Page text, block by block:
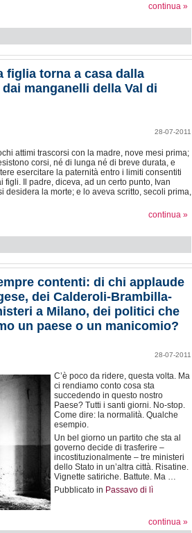
continua »
figlia torna a casa dalla
manganelli della Val di
28-07-2011
attimi trascorsi con la madre, nove mesi prima;
corsi, né di lunga né di breve durata, e
esercitare la paternità entro i limiti consentiti
Il padre, diceva, ad un certo punto, Ivan
desidera la morte; e lo aveva scritto, secoli prima,
continua »
contenti: di chi applaude
dei Calderoli-Brambilla-
a Milano, dei politici che
un paese o un manicomio?
28-07-2011
C’è poco da ridere, questa volta. Ma
ci rendiamo conto cosa sta
succedendo in questo nostro
Paese? Tutti i santi giorni. No-stop.
Come dire: la normalità. Qualche
esempio.
Un bel giorno un partito che sta al
governo decide di trasferire –
incostituzionalmente – tre ministeri
dello Stato in un’altra città. Risatine.
Vignette satiriche. Battute. Ma …
continua »
Pubblicato in Passavo di lì